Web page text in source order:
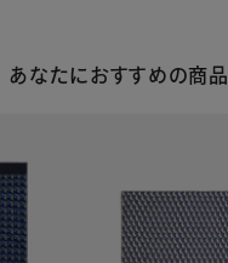
あなたにおすすめの商品